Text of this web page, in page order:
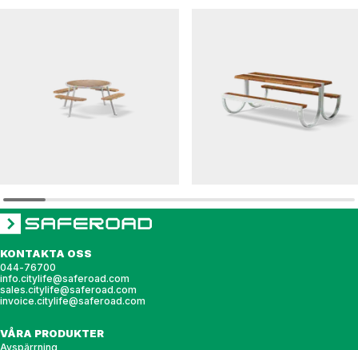
KONTAKTA OSS
044-76700
info.citylife@saferoad.com
sales.citylife@saferoad.com
invoice.citylife@saferoad.com
VÅRA PRODUKTER
Avspärrning